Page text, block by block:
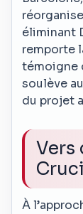
éliminant
remporte
témoigne
soulève
du projet
Vers
À